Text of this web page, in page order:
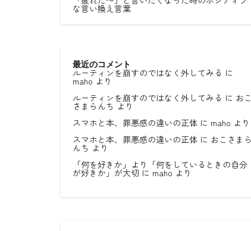
な言い換え言葉
最近のコメント
ルーティンを崩すのではなく外してみる に
maho より
ルーティンを崩すのではなく外してみる に おこ
さまらんち より
スマホと本、罪悪感の違いの正体 に maho より
スマホと本、罪悪感の違いの正体 に おこさまら
んち より
「何を好きか」より「何をしているときの自分
が好きか」が大切 に maho より